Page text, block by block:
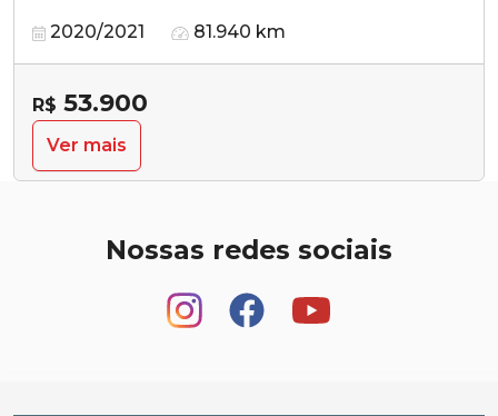
2020/2021 81.940 km
R$ 53.900
Ver mais
Nossas redes sociais